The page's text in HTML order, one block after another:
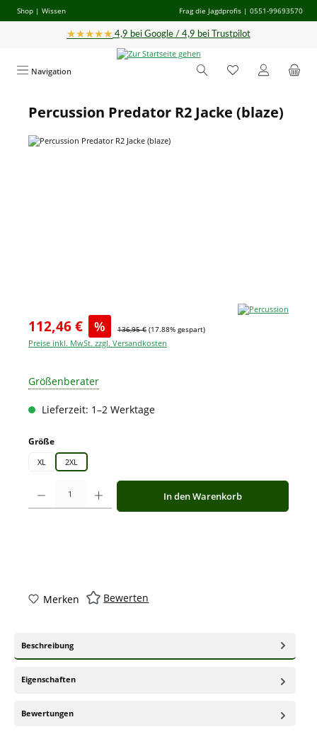
Zum Hauptinhalt springen
Shop | Wissen Frag die Jagdprofis | 0551-99693570
★★★★★ 4,9 bei Google / 4,9 bei Trustpilot
Navigation
Bildergalerie überspringen
Percussion Predator R2 Jacke (blaze)
112,46 € % 136,95 € (17.88% gespart)
Preise inkl. MwSt. zzgl. Versandkosten
Größenberater
Lieferzeit: 1–2 Werktage
Größeauswählen
XL 2XL
Produkt Anzahl: Gib den gewünschten Wert ein oder benutze die
In den Warenkorb
Merken Bewerten
Beschreibung
Eigenschaften
Bewertungen